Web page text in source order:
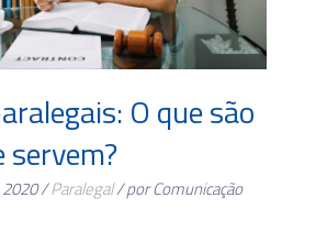
O que são
servem?
2020 /Paralegal/ por Comunicação